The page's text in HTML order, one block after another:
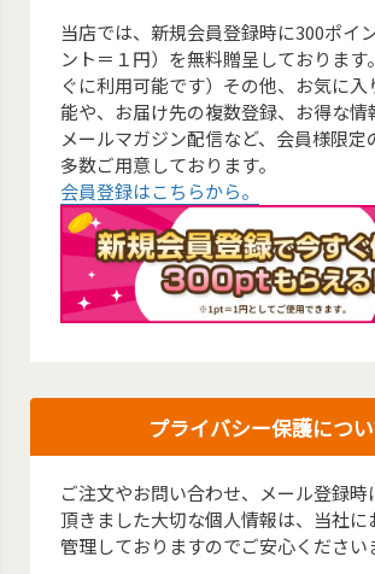
当店では、新規会員登録時に300ポイ
ント＝１円）を無料贈呈しております
ぐに利用可能です）その他、お気に
能や、お届け先の複数登録、お得な情
メールマガジン配信など、会員様限定
多数ご用意しております。
会員登録はこちらから。
プライバシー保護につ
ご注文やお問い合わせ、メール登録時
頂きました大切な個人情報は、当社に
管理しておりますのでご安心ください